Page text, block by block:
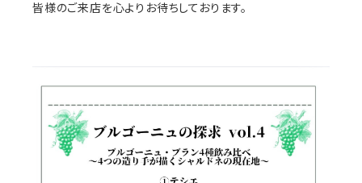
皆様のご来店を心よりお待ちしております。